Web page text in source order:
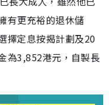
有更充裕的退休儲
擇定息按揭計劃及20
為3,852港元，自製長